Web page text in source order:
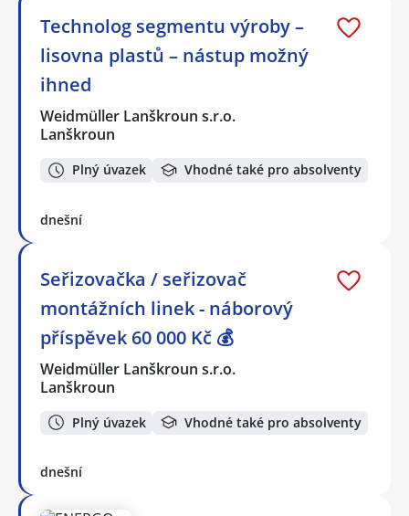
Technolog segmentu výroby –
lisovna plastů – nástup možný
ihned
Weidmüller Lanškroun s.r.o.
Lanškroun
Plný úvazek Vhodné také pro absolventy
dnešní
Seřizovačka / seřizovač
montážních linek - náborový
příspěvek 60 000 Kč 💰
Weidmüller Lanškroun s.r.o.
Lanškroun
Plný úvazek Vhodné také pro absolventy
dnešní